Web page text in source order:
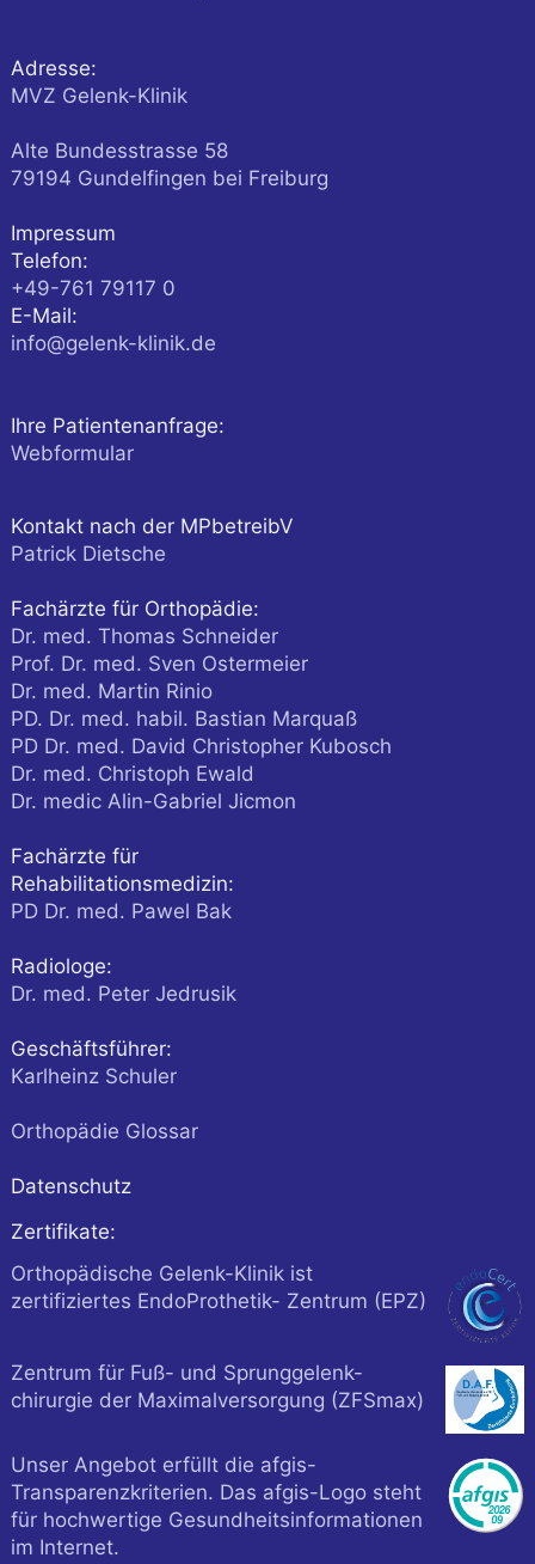
Adresse:
MVZ Gelenk-Klinik
Alte Bundesstrasse 58
79194 Gundelfingen bei Freiburg
Impressum
Telefon:
+49-761 79117 0
E-Mail:
info@gelenk-klinik.de
Ihre Patientenanfrage:
Webformular
Kontakt nach der MPbetreibV
Patrick Dietsche
Fachärzte für Orthopädie:
Dr. med. Thomas Schneider
Prof. Dr. med. Sven Ostermeier
Dr. med. Martin Rinio
PD. Dr. med. habil. Bastian Marquaß
PD Dr. med. David Christopher Kubosch
Dr. med. Christoph Ewald
Dr. medic Alin-Gabriel Jicmon
Fachärzte für
Rehabilitationsmedizin:
PD Dr. med. Pawel Bak
Radiologe:
Dr. med. Peter Jedrusik
Geschäftsführer:
Karlheinz Schuler
Orthopädie Glossar
Datenschutz
Zertifikate:
Orthopädische Gelenk-Klinik ist
zertifiziertes EndoProthetik- Zentrum (EPZ)
Zentrum für Fuß- und Sprunggelenk-
chirurgie der Maximalversorgung (ZFSmax)
Unser Angebot erfüllt die afgis-
Transparenzkriterien. Das afgis-Logo steht
für hochwertige Gesundheitsinformationen
im Internet.